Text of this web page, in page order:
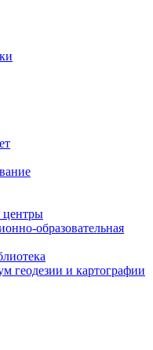
центры
образовательная
геодезии и картографии